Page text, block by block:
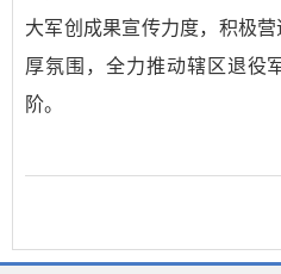
大军创成果宣传力度，积极
厚氛围，全力推动辖区退役
阶。